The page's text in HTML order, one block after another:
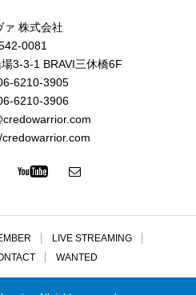
ァ 株式会社
0081
3-3-1 BRAVI三休橋6F
6210-3905
6210-3906
LIVE STREAMING
WANTED